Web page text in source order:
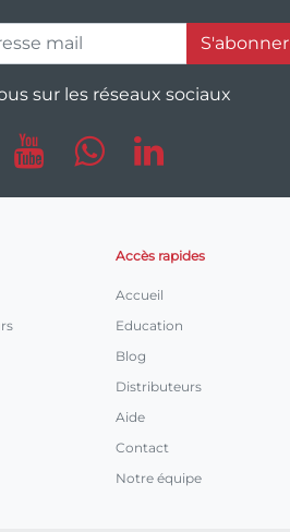
S'abonner
sur les réseaux sociaux
Accès rapides
Accueil
Education
Blog
Distributeurs
Aide
Contact
Notre équipe